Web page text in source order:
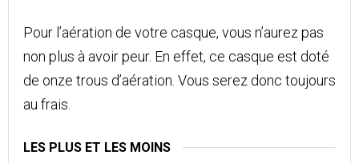
Pour l’aération de votre casque, vous n’aurez pas
non plus à avoir peur. En effet, ce casque est doté
de onze trous d’aération. Vous serez donc toujours
au frais.
LES PLUS ET LES MOINS